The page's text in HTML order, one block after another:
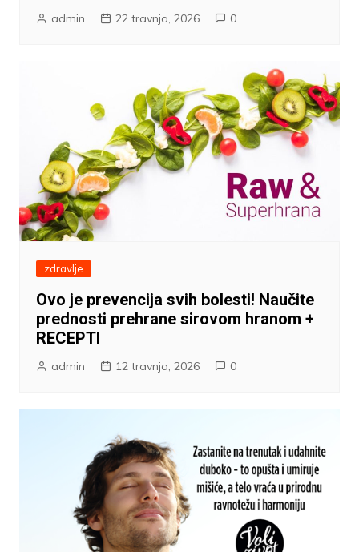
admin 22 travnja, 2026 0
zdravlje
Ovo je prevencija svih bolesti! Naučite
prednosti prehrane sirovom hranom +
RECEPTI
admin 12 travnja, 2026 0